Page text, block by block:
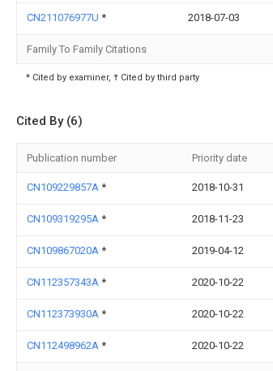
CN211076977U * 2018-07-03
Family To Family Citations
* Cited by examiner, † Cited by third party
Cited By (6)
Publication number Priority date
CN109229857A * 2018-10-31
CN109319295A * 2018-11-23
CN109867020A * 2019-04-12
CN112357343A * 2020-10-22
CN112373930A * 2020-10-22
CN112498962A * 2020-10-22